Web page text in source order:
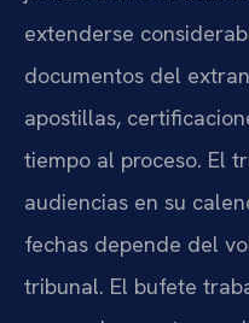
extenderse
documentos del
apostillas,
tiempo al proceso. El
audiencias en su
fechas depende del
tribunal. El bufete